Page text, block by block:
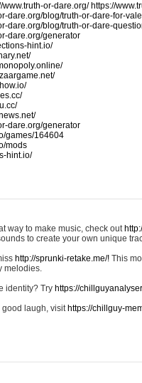
www.truth-or-dare.org/ https://
dare.org/blog/truth-or-dare-for-
dare.org/blog/truth-or-dare-
dare.org/generator
hint.io/
dare.org/generator
games/164604
mods
hint.io/
way to make music, check out
to create your own unique
http://sprunki-retake.me/! This
melodies.
identity? Try https://
good laugh, visit https://chillguy-